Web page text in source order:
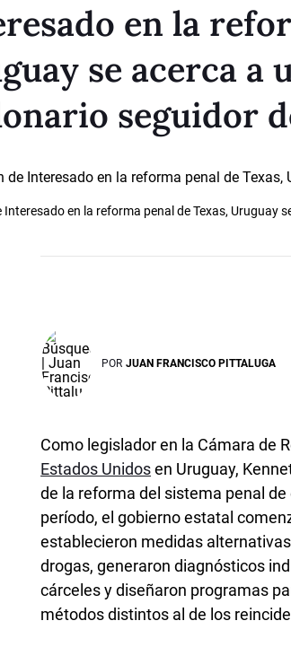
en la
se acerca
seguidor
Interesado en la reforma penal de Texas, Uruguay
POR JUAN FRANCISCO PITTALUGA
Como legislador en la Cámara de
Estados Unidosen Uruguay,
de la reforma del sistema penal
período, el gobierno estatal
establecieron medidas
drogas, generaron diagnósticos
cárceles y diseñaron programas
métodos distintos al de los